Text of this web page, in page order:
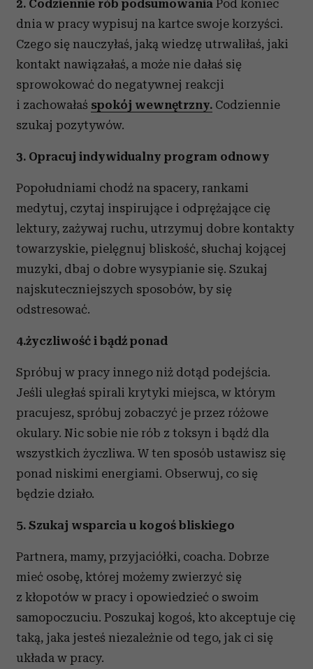
2. Codziennie rób podsumowania Pod koniec
dnia w pracy wypisuj na kartce swoje korzyści.
Czego się nauczyłaś, jaką wiedzę utrwaliłaś, jaki
kontakt nawiązałaś, a może nie dałaś się
sprowokować do negatywnej reakcji
i zachowałaś spokój wewnętrzny. Codziennie
szukaj pozytywów.
3. Opracuj indywidualny program odnowy
Popołudniami chodź na spacery, rankami
medytuj, czytaj inspirujące i odprężające cię
lektury, zażywaj ruchu, utrzymuj dobre kontakty
towarzyskie, pielęgnuj bliskość, słuchaj kojącej
muzyki, dbaj o dobre wysypianie się. Szukaj
najskuteczniejszych sposobów, by się
odstresować.
4.życzliwość i bądź ponad
Spróbuj w pracy innego niż dotąd podejścia.
Jeśli uległaś spirali krytyki miejsca, w którym
pracujesz, spróbuj zobaczyć je przez różowe
okulary. Nic sobie nie rób z toksyn i bądź dla
wszystkich życzliwa. W ten sposób ustawisz się
ponad niskimi energiami. Obserwuj, co się
będzie działo.
5. Szukaj wsparcia u kogoś bliskiego
Partnera, mamy, przyjaciółki, coacha. Dobrze
mieć osobę, której możemy zwierzyć się
z kłopotów w pracy i opowiedzieć o swoim
samopoczuciu. Poszukaj kogoś, kto akceptuje cię
taką, jaka jesteś niezależnie od tego, jak ci się
układa w pracy.